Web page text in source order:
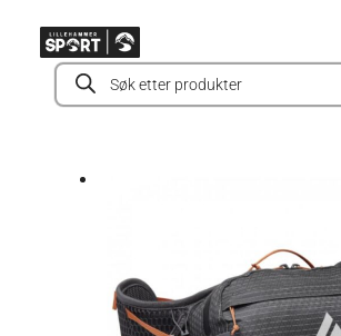
innholdProducts
search